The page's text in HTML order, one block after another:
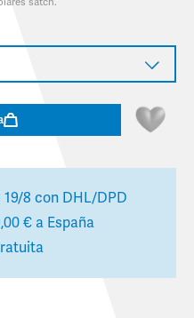
8 con DHL/DPD
€ a España